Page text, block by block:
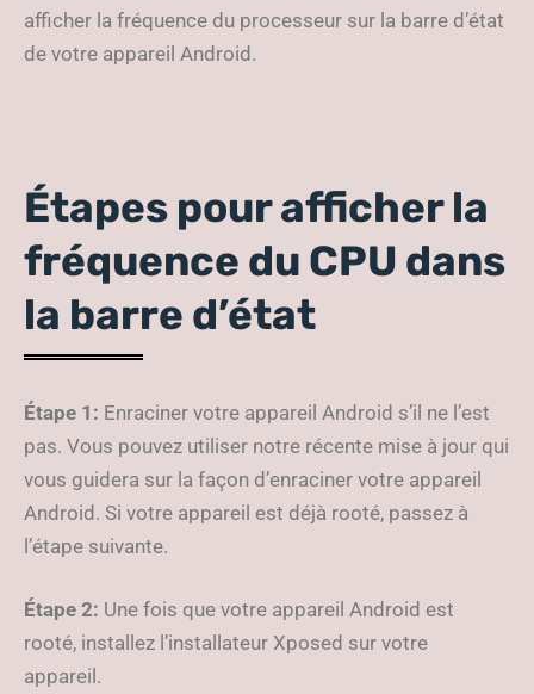
afficher la fréquence du processeur sur la barre d’état
de votre appareil Android.
Étapes pour afficher la
fréquence du CPU dans
la barre d’état
Étape 1: Enraciner votre appareil Android s’il ne l’est
pas. Vous pouvez utiliser notre récente mise à jour qui
vous guidera sur la façon d’enraciner votre appareil
Android. Si votre appareil est déjà rooté, passez à
l’étape suivante.
Étape 2: Une fois que votre appareil Android est
rooté, installez l’installateur Xposed sur votre
appareil.